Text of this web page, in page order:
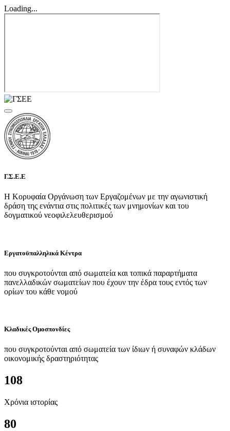
Loading...
Γ.Σ.Ε.Ε
Η Κορυφαία Οργάνωση των Εργαζομένων με την αγωνιστική
δράση της ενάντια στις πολιτικές των μνημονίων και του
δογματικού νεοφιλελευθερισμού
Εργατοϋπαλληλικά Κέντρα
που συγκροτούνται από σωματεία και τοπικά παραρτήματα
πανελλαδικών σωματείων που έχουν την έδρα τους εντός των
ορίων του κάθε νομού
Κλαδικές Ομοσπονδίες
που συγκροτούνται από σωματεία των ίδιων ή συναφών κλάδων
οικονομικής δραστηριότητας
108
Χρόνια ιστορίας
80